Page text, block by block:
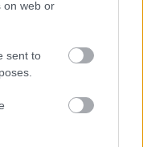
on web or
sent toahol a chatbot
pedig nem csak
tudjuk nézni, hogy
korábbi